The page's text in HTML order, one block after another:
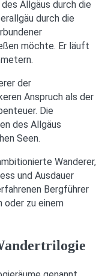
Allgäus durch die
durch die
möchte. Er läuft
der
Anspruch als der
Die
des Allgäus
Seen.
Wanderer,
und Ausdauer
Bergführer
oder zu einem